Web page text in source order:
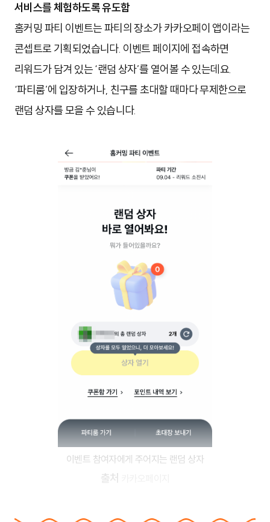
서비스를 체험하도록 유도함
홈커밍 파티 이벤트는 파티의 장소가 카카오페이 앱이라는
콘셉트로 기획되었습니다. 이벤트 페이지에 접속하면
리워드가 담겨 있는 ‘랜덤 상자’를 열어볼 수 있는데요.
‘파티룸’에 입장하거나, 친구를 초대할 때마다 무제한으로
랜덤 상자를 모을 수 있습니다.
이벤트 참여자에게 주어지는 랜덤 상자
출처